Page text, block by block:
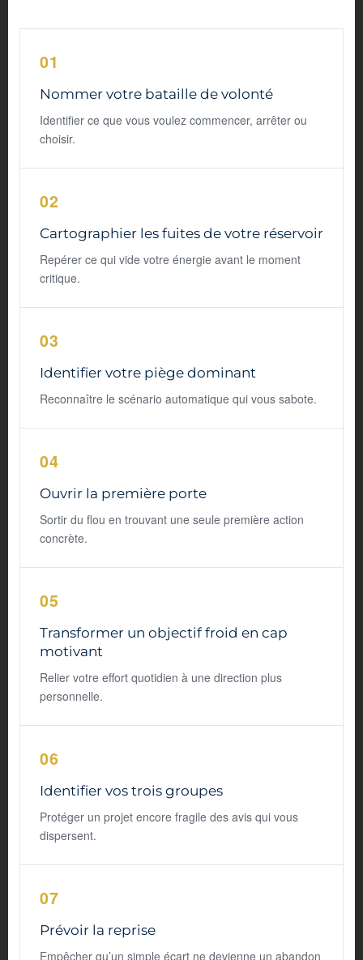
01
Nommer votre bataille de volonté
Identifier ce que vous voulez commencer, arrêter ou
choisir.
02
Cartographier les fuites de votre réservoir
Repérer ce qui vide votre énergie avant le moment
critique.
03
Identifier votre piège dominant
Reconnaître le scénario automatique qui vous sabote.
04
Ouvrir la première porte
Sortir du flou en trouvant une seule première action
concrète.
05
Transformer un objectif froid en cap
motivant
Relier votre effort quotidien à une direction plus
personnelle.
06
Identifier vos trois groupes
Protéger un projet encore fragile des avis qui vous
dispersent.
07
Prévoir la reprise
Empêcher qu’un simple écart ne devienne un abandon